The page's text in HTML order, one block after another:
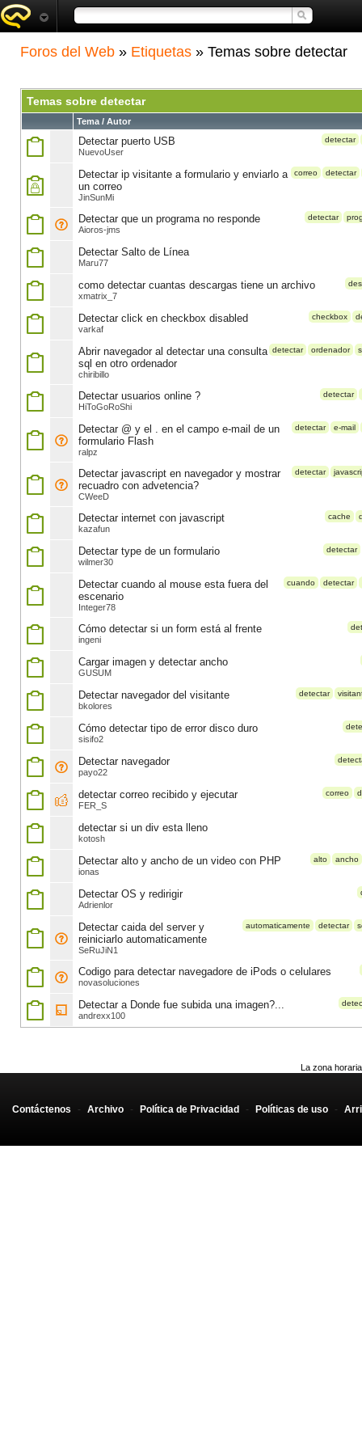
Foros del Web » Etiquetas » Temas sobre detectar
Temas sobre detectar
Tema / Autor
detectar
Detectar puerto USB
NuevoUser
correo detectar
Detectar ip visitante a formulario y enviarlo a
un correo
JinSunMi
detectar
Detectar que un programa no responde
Aioros-jms
Detectar Salto de Línea
Maru77
como detectar cuantas descargas tiene un archivo
xmatrix_7
checkbox
Detectar click en checkbox disabled
varkaf
detectar ordenador
Abrir navegador al detectar una consulta
sql en otro ordenador
chiribillo
detectar
Detectar usuarios online ?
HiToGoRoShi
detectar e-mail
Detectar @ y el . en el campo e-mail de un
formulario Flash
ralpz
detectar
Detectar javascript en navegador y mostrar
recuadro con advetencia?
CWeeD
cache
Detectar internet con javascript
kazafun
detectar
Detectar type de un formulario
wilmer30
cuando detectar
Detectar cuando al mouse esta fuera del
escenario
Integer78
Cómo detectar si un form está al frente
ingeni
Cargar imagen y detectar ancho
GUSUM
detectar
Detectar navegador del visitante
bkolores
Cómo detectar tipo de error disco duro
sisifo2
Detectar navegador
payo22
correo
detectar correo recibido y ejecutar
FER_S
detectar si un div esta lleno
kotosh
alto ancho
Detectar alto y ancho de un video con PHP
ionas
Detectar OS y redirigir
Adrienlor
automaticamente detectar
Detectar caida del server y
reiniciarlo automaticamente
SeRuJiN1
Codigo para detectar navegadore de iPods o celulares
novasoluciones
Detectar a Donde fue subida una imagen?...
andrexx100
La zona
Contáctenos - Archivo - Política de Privacidad - Políticas de uso -